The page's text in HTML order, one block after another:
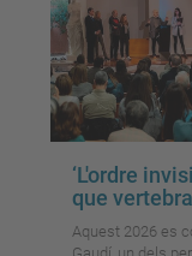
‘L'ordre
que
Aquest 2026 es